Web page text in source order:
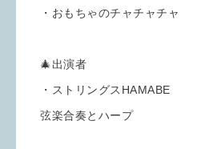
・おもちゃのチャチャチャ
🎄出演者
・ストリングスHAMABE
弦楽合奏とハープ